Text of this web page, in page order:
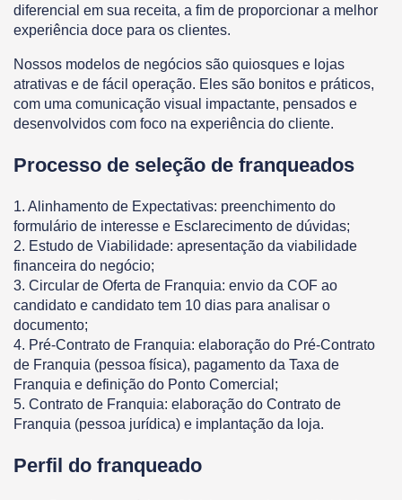
diferencial em sua receita, a fim de proporcionar a melhor
experiência doce para os clientes.
Nossos modelos de negócios são quiosques e lojas
atrativas e de fácil operação. Eles são bonitos e práticos,
com uma comunicação visual impactante, pensados e
desenvolvidos com foco na experiência do cliente.
Processo de seleção de franqueados
1. Alinhamento de Expectativas: preenchimento do
formulário de interesse e Esclarecimento de dúvidas;
2. Estudo de Viabilidade: apresentação da viabilidade
financeira do negócio;
3. Circular de Oferta de Franquia: envio da COF ao
candidato e candidato tem 10 dias para analisar o
documento;
4. Pré-Contrato de Franquia: elaboração do Pré-Contrato
de Franquia (pessoa física), pagamento da Taxa de
Franquia e definição do Ponto Comercial;
5. Contrato de Franquia: elaboração do Contrato de
Franquia (pessoa jurídica) e implantação da loja.
Perfil do franqueado